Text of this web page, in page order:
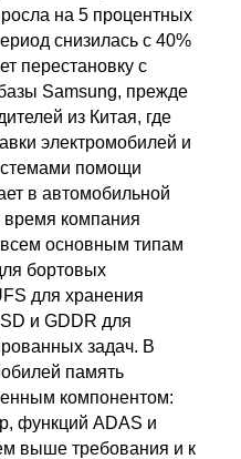
на 5 процентных
снизилась с 40%
перестановку с
Samsung, прежде
из Китая, где
электромобилей и
помощи
в автомобильной
время компания
основным типам
бортовых
для хранения
и GDDR для
задач. В
память
компонентом:
функций ADAS и
выше требования и к